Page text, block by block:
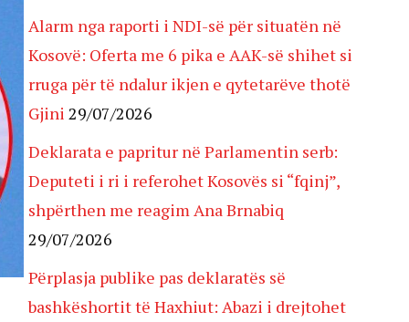
Alarm nga raporti i NDI-së për situatën në
Kosovë: Oferta me 6 pika e AAK-së shihet si
rruga për të ndalur ikjen e qytetarëve thotë
Gjini 29/07/2026
Deklarata e papritur në Parlamentin serb:
Deputeti i ri i referohet Kosovës si “fqinj”,
shpërthen me reagim Ana Brnabiq
29/07/2026
Përplasja publike pas deklaratës së
bashkëshortit të Haxhiut: Abazi i drejtohet